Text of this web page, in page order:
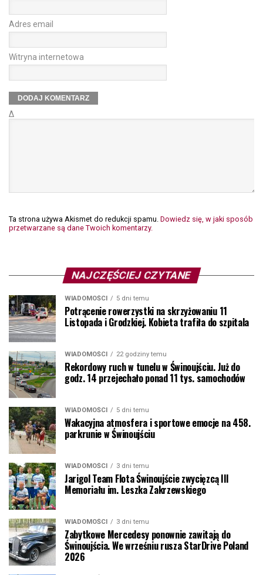
Adres email
Witryna internetowa
Δ
Ta strona używa Akismet do redukcji spamu. Dowiedz się, w jaki sposób
przetwarzane są dane Twoich komentarzy.
NAJCZĘŚCIEJ CZYTANE
WIADOMOŚCI 5 dni temu
Potrącenie rowerzystki na skrzyżowaniu 11
Listopada i Grodzkiej. Kobieta trafiła do szpitala
WIADOMOŚCI 22 godziny temu
Rekordowy ruch w tunelu w Świnoujściu. Już do
godz. 14 przejechało ponad 11 tys. samochodów
WIADOMOŚCI 5 dni temu
Wakacyjna atmosfera i sportowe emocje na 458.
parkrunie w Świnoujściu
WIADOMOŚCI 3 dni temu
Jarigol Team Flota Świnoujście zwycięzcą III
Memoriału im. Leszka Zakrzewskiego
WIADOMOŚCI 3 dni temu
Zabytkowe Mercedesy ponownie zawitają do
Świnoujścia. We wrześniu rusza StarDrive Poland
2026